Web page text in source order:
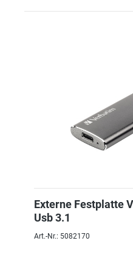
Externe Festplatte
Usb 3.1
Art.-Nr.: 5082170